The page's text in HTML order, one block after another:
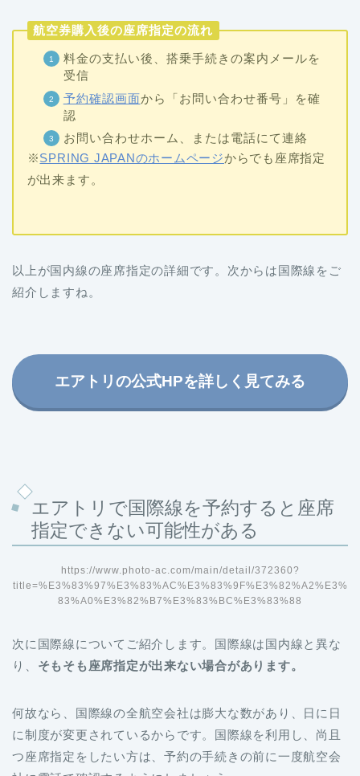
航空券購入後の座席指定の流れ
料金の支払い後、搭乗手続きの案内メールを
受信
予約確認画面から「お問い合わせ番号」を確
認
お問い合わせホーム、または電話にて連絡
※SPRING JAPANのホームページからでも座席指定
が出来ます。
以上が国内線の座席指定の詳細です。次からは国際線をご
紹介しますね。
エアトリの公式HPを詳しく見てみる
エアトリで国際線を予約すると座席
指定できない可能性がある
https://www.photo-ac.com/main/detail/372360?
title=%E3%83%97%E3%83%AC%E3%83%9F%E3%82%A2%E3%
83%A0%E3%82%B7%E3%83%BC%E3%83%88
次に国際線についてご紹介します。国際線は国内線と異な
り、 そもそも座席指定が出来ない場合があります。
何故なら、国際線の全航空会社は膨大な数があり、日に日
に制度が変更されているからです。国際線を利用し、尚且
つ座席指定をしたい方は、予約の手続きの前に一度航空会